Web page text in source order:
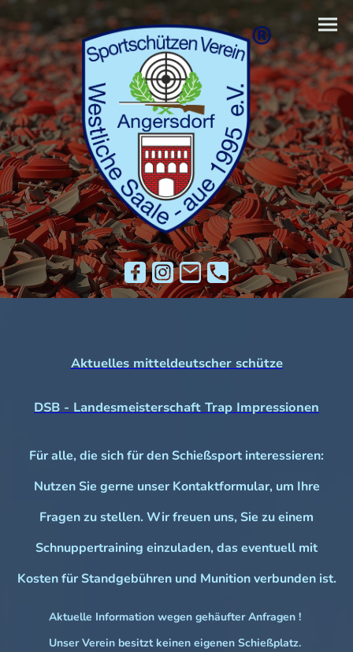
Aktuelles mitteldeutscher schütze
DSB - Landesmeisterschaft Trap Impressionen
Für alle, die sich für den Schießsport interessieren:
Nutzen Sie gerne unser Kontaktformular, um Ihre
Fragen zu stellen. Wir freuen uns, Sie zu einem
Schnuppertraining einzuladen, das eventuell mit
Kosten für Standgebühren und Munition verbunden ist.
Aktuelle Information wegen gehäufter Anfragen !
Unser Verein besitzt keinen eigenen Schießplatz.